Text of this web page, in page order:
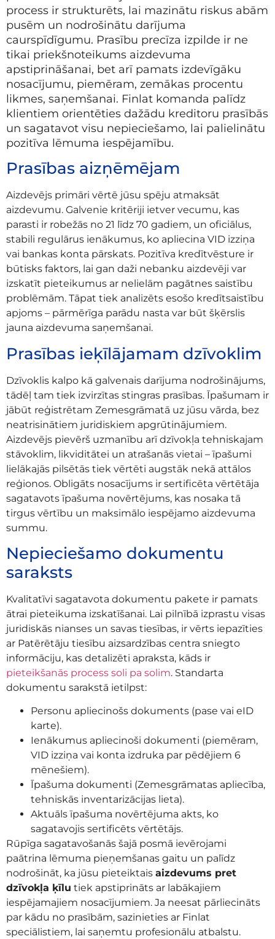
process ir strukturēts, lai mazinātu riskus abām
pusēm un nodrošinātu darījuma
caurspīdīgumu. Prasību precīza izpilde ir ne
tikai priekšnoteikums aizdevuma
apstiprināšanai, bet arī pamats izdevīgāku
nosacījumu, piemēram, zemākas procentu
likmes, saņemšanai. Finlat komanda palīdz
klientiem orientēties dažādu kreditoru prasībās
un sagatavot visu nepieciešamo, lai palielinātu
pozitīva lēmuma iespējamību.
Prasības aizņēmējam
Aizdevējs primāri vērtē jūsu spēju atmaksāt
aizdevumu. Galvenie kritēriji ietver vecumu, kas
parasti ir robežās no 21 līdz 70 gadiem, un oficiālus,
stabili regulārus ienākumus, ko apliecina VID izziņa
vai bankas konta pārskats. Pozitīva kredītvēsture ir
būtisks faktors, lai gan daži nebanku aizdevēji var
izskatīt pieteikumus ar nelielām pagātnes saistību
problēmām. Tāpat tiek analizēts esošo kredītsaistību
apjoms – pārmērīga parādu nasta var būt šķērslis
jauna aizdevuma saņemšanai.
Prasības ieķīlājamam dzīvoklim
Dzīvoklis kalpo kā galvenais darījuma nodrošinājums,
tādēļ tam tiek izvirzītas stingras prasības. Īpašumam ir
jābūt reģistrētam Zemesgrāmatā uz jūsu vārda, bez
neatrisinātiem juridiskiem apgrūtinājumiem.
Aizdevējs pievērš uzmanību arī dzīvokļa tehniskajam
stāvoklim, likviditātei un atrašanās vietai – īpašumi
lielākajās pilsētās tiek vērtēti augstāk nekā attālos
reģionos. Obligāts nosacījums ir sertificēta vērtētāja
sagatavots īpašuma novērtējums, kas nosaka tā
tirgus vērtību un maksimālo iespējamo aizdevuma
summu.
Nepieciešamo dokumentu
saraksts
Kvalitatīvi sagatavota dokumentu pakete ir pamats
ātrai pieteikuma izskatīšanai. Lai pilnībā izprastu visas
juridiskās nianses un savas tiesības, ir vērts iepazīties
ar Patērētāju tiesību aizsardzības centra sniegto
informāciju, kas detalizēti apraksta, kāds ir
pieteikšanās process soli pa solim. Standarta
dokumentu sarakstā ietilpst:
Personu apliecinošs dokuments (pase vai eID
karte).
Ienākumus apliecinoši dokumenti (piemēram,
VID izziņa vai konta izdruka par pēdējiem 6
mēnešiem).
Īpašuma dokumenti (Zemesgrāmatas apliecība,
tehniskās inventarizācijas lieta).
Aktuāls īpašuma novērtējuma akts, ko
sagatavojis sertificēts vērtētājs.
Rūpīga sagatavošanās šajā posmā ievērojami
paātrina lēmuma pieņemšanas gaitu un palīdz
nodrošināt, ka jūsu pieteiktais aizdevums pret
dzīvokļa ķīlu tiek apstiprināts ar labākajiem
iespējamajiem nosacījumiem. Ja neesat pārliecināts
par kādu no prasībām, sazinieties ar Finlat
speciālistiem, lai saņemtu profesionālu atbalstu.